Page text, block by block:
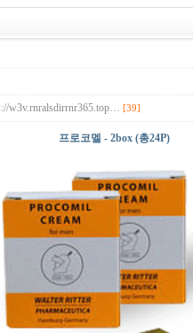
w3v.rnralsdirrnr365.top… [39]
프로코멜 - 2box (총24P)